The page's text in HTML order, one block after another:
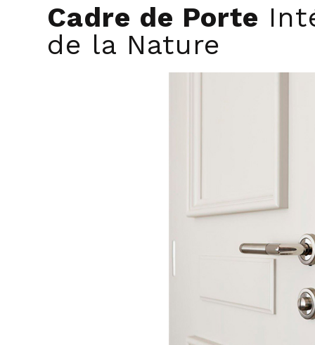
Cadre de Porte
de la Nature